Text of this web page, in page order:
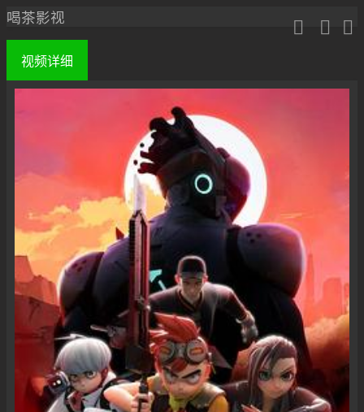



喝茶影视
视频详细